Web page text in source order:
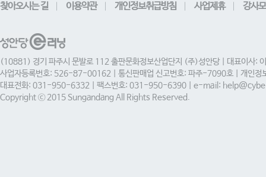
찾아오시는 길 이용약관 개인정보취급방침 사업제휴 강사
(10881) 경기 파주시 문발로 112 출판문화정보산업단지 (주)성안당 | 대표이사:
사업자등록번호: 526-87-00162 | 통신판매업 신고번호: 파주-7090호 | 개인정
대표전화: 031-950-6332 | 팩스번호: 031-950-6390 | e-mail:
Copyright ⓒ 2015 Sungandang All Rights Reserved.